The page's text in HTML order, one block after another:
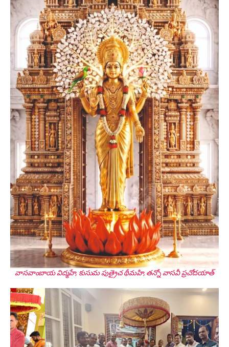
వాసవాంబాయ విద్మహే, కుసుమ పుత్రైచ థీమహి, తన్నో వాసవీ ప్రచోదయాత్
Founder President, Tirupati
Smt. Sahithi Suman
Founder Donor, Germany
Smt. Shwetha Ganjam
Global Secretary, Bagepalli